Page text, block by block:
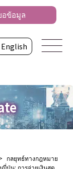
English
ข้อมูล
กลยุทธ์ทางกฎหมาย
ปุ่น: การจ่ายเงินสด